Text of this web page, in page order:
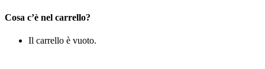
Cosa c’è nel carrello?
Il carrello è vuoto.